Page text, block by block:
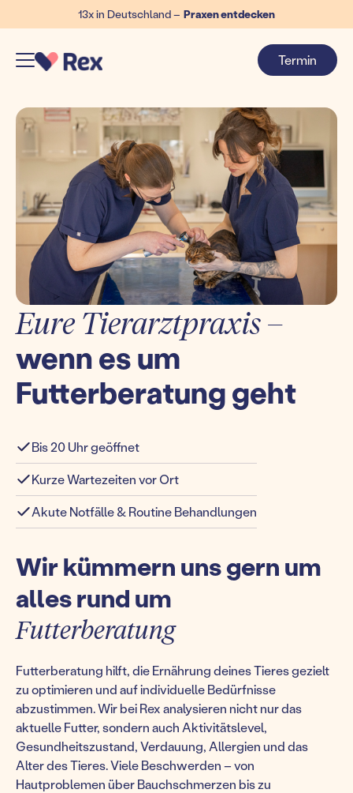
13x in Deutschland – Praxen entdecken
Termin
Eure Tierarztpraxis –
wenn es um
Futterberatung geht
Bis 20 Uhr geöffnet
Kurze Wartezeiten vor Ort
Akute Notfälle & Routine Behandlungen
Wir kümmern uns gern um
alles rund um
Futterberatung
Futterberatung hilft, die Ernährung deines Tieres gezielt
zu optimieren und auf individuelle Bedürfnisse
abzustimmen. Wir bei Rex analysieren nicht nur das
aktuelle Futter, sondern auch Aktivitätslevel,
Gesundheitszustand, Verdauung, Allergien und das
Alter des Tieres. Viele Beschwerden – von
Hautproblemen über Bauchschmerzen bis zu